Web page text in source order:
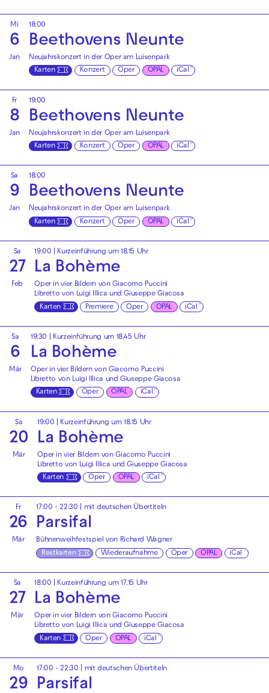
Mi
6
Jan
18:00
Beethovens Neunte
Neujahrskonzert in der Oper am Luisenpark
Karten
Konzert Oper OPAL iCal
Fr
8
Jan
19:00
Beethovens Neunte
Neujahrskonzert in der Oper am Luisenpark
Karten
Konzert Oper OPAL iCal
Sa
9
Jan
18:00
Beethovens Neunte
Neujahrskonzert in der Oper am Luisenpark
Karten
Konzert Oper OPAL iCal
Sa
27
Feb
19:00 | Kurzeinführung um 18.15 Uhr
La Bohème
Oper in vier Bildern von Giacomo Puccini
Libretto von Luigi Illica und Giuseppe Giacosa
Karten
Premiere Oper OPAL iCal
Sa
6
Mär
19:30 | Kurzeinführung um 18.45 Uhr
La Bohème
Oper in vier Bildern von Giacomo Puccini
Libretto von Luigi Illica und Giuseppe Giacosa
Karten
Oper OPAL iCal
Sa
20
Mär
19:00 | Kurzeinführung um 18.15 Uhr
La Bohème
Oper in vier Bildern von Giacomo Puccini
Libretto von Luigi Illica und Giuseppe Giacosa
Karten
Oper OPAL iCal
Fr
26
Mär
17:00 - 22:30 mit deutschen Übertiteln
Parsifal
Bühnenweihfestspiel von Richard Wagner
Restkarten
Wiederaufnahme Oper OPAL iCal
Sa
27
Mär
18:00 | Kurzeinführung um 17.15 Uhr
La Bohème
Oper in vier Bildern von Giacomo Puccini
Libretto von Luigi Illica und Giuseppe Giacosa
Karten
Oper OPAL iCal
Mo
29
17:00 - 22:30 mit deutschen Übertiteln
Parsifal